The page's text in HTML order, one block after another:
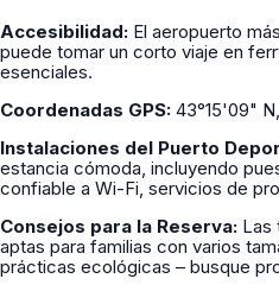
Accesibilidad: El aeropuerto
puede tomar un corto viaje en
esenciales.
Coordenadas GPS: 43°15'09"
Instalaciones del Puerto
estancia cómoda, incluyendo
confiable a Wi-Fi, servicios de
Consejos para la Reserva: Las
aptas para familias con varios
prácticas ecológicas – busque